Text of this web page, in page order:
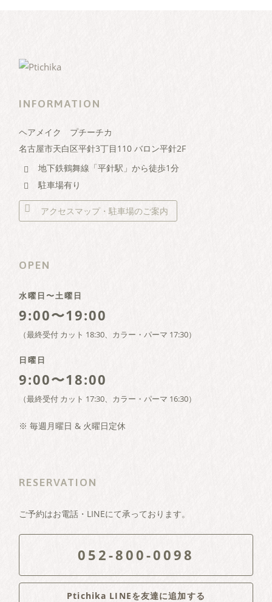
INFORMATION
ヘアメイク プチーチカ
名古屋市天白区平針3丁目110 バロン平針2F
地下鉄鶴舞線「平針駅」から徒歩1分
駐車場有り
アクセスマップ・駐車場のご案内
OPEN
水曜日〜土曜日
9:00〜19:00
（最終受付 カット 18:30、カラー・パーマ 17:30）
日曜日
9:00〜18:00
（最終受付 カット 17:30、カラー・パーマ 16:30）
※ 毎週月曜日 & 火曜日定休
RESERVATION
ご予約はお電話・LINEにて承っております。
052-800-0098
Ptichika LINEを友達に追加する